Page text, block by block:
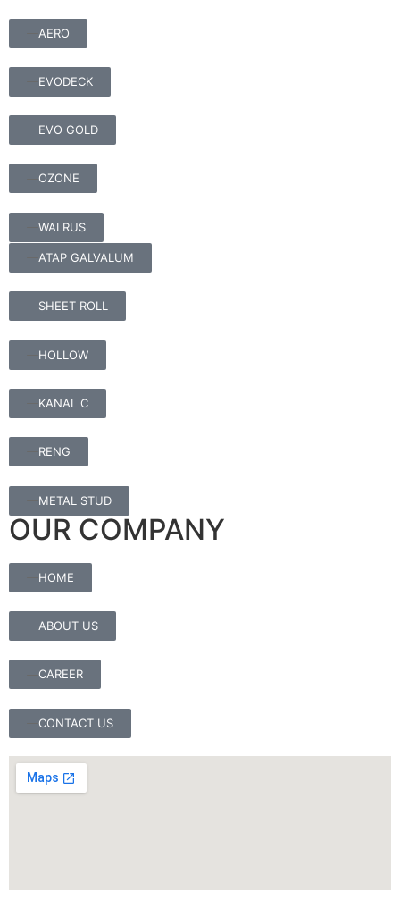
AERO
EVODECK
EVO GOLD
OZONE
WALRUS
ATAP GALVALUM
SHEET ROLL
HOLLOW
KANAL C
RENG
METAL STUD
OUR COMPANY
HOME
ABOUT US
CAREER
CONTACT US